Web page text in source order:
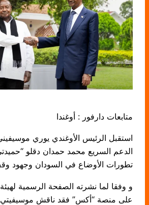
متابعات دارفور : أوغندا
استقبل الرئيس الأوغندي يوري
الدعم السريع محمد حمدان دقلو
تطورات الأوضاع في السودان وجهود
و وفقا لما نشرته الصفحة الرسمية لهيئة
على منصة “أكس” فقد ناقش